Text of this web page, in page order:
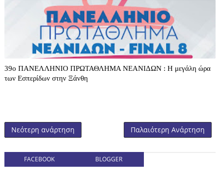
39o ΠΑΝΕΛΛΗΝΙΟ ΠΡΩΤΑΘΛΗΜΑ ΝΕΑΝΙΔΩΝ : Η μεγάλη ώρα
των Εσπερίδων στην Ξάνθη
Νεότερη ανάρτηση Παλαιότερη Ανάρτηση
FACEBOOK BLOGGER